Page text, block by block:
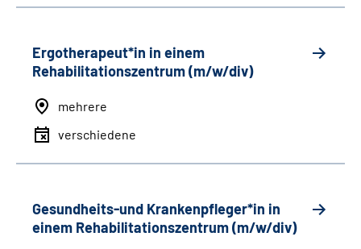
Ergotherapeut*in in einem
Rehabilitationszentrum (m/w/div)
mehrere
verschiedene
Gesundheits-und Krankenpfleger*in in
einem Rehabilitationszentrum (m/w/div)